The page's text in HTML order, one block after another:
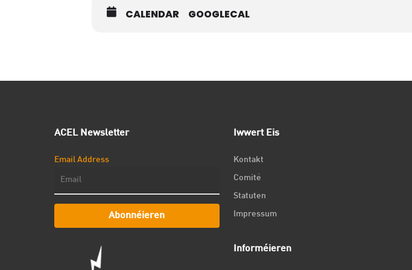
CALENDAR GOOGLECAL
ACEL Newsletter
Email Address
Abonnéieren
Iwwert Eis
Kontakt
Comité
Statuten
Impressum
Informéieren